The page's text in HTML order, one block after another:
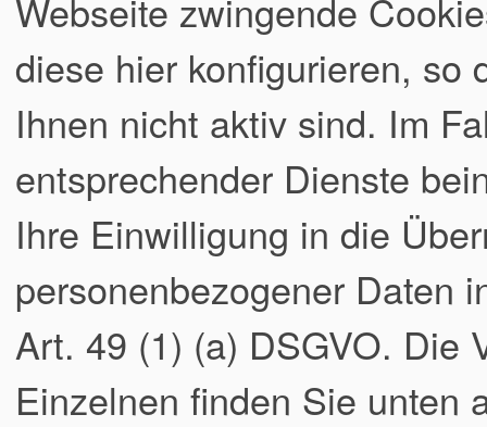
Webseite zwingende
diese hier konfigurieren, so
Ihnen nicht aktiv sind. Im
entsprechender Dienste
Ihre Einwilligung in die
personenbezogener Daten
Art. 49 (1) (a) DSGVO. Die
Einzelnen finden Sie unten